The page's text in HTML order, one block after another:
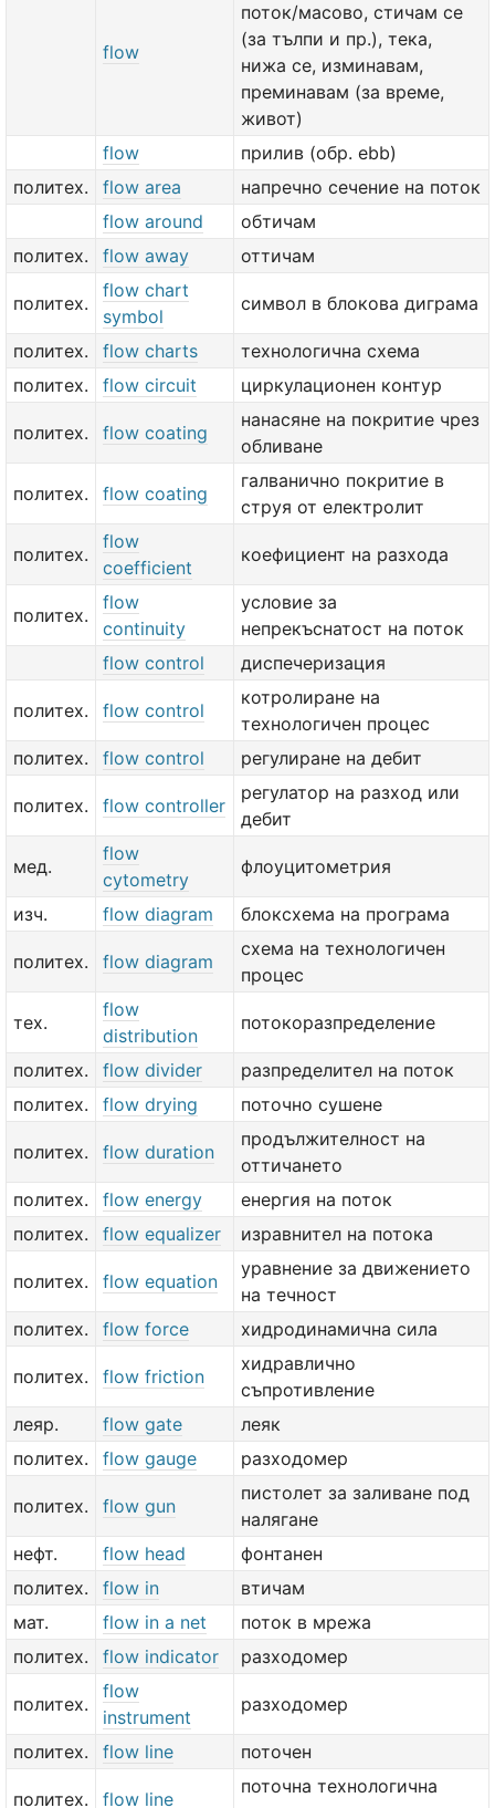
flow
поток/масово, стичам се
(за тълпи и пр.), тека,
нижа се, изминавам,
преминавам (за време,
живот)
flow
прилив (обр. ebb)
политех.
flow area
напречно сечение на поток
flow around
обтичам
политех.
flow away оттичам
политех.
flow chart
symbol
символ в блокова диграма
политех. flow charts
технологична схема
политех.
flow circuit циркулационен контур
политех. flow coating
нанасяне на покритие чрез
обливане
политех. flow coating
галванично покритие в
струя от електролит
политех.
flow
coefficient
коефициент на разхода
политех.
flow
continuity
условие за
непрекъснатост на поток
flow control
диспечеризация
политех. flow control
котролиране на
технологичен процес
политех.
flow control регулиране на дебит
политех. flow controller
регулатор на разход или
дебит
мед.
flow
cytometry
флоуцитометрия
изч. flow diagram блоксхема на програма
политех. flow diagram
схема на технологичен
процес
тех.
flow
distribution
потокоразпределение
политех. flow divider
разпределител на поток
политех.
flow drying поточно сушене
политех. flow duration
продължителност на
оттичането
политех.
flow energy
енергия на поток
политех.
flow equalizer изравнител на потока
политех. flow equation
уравнение за движението
на течност
политех.
flow force хидродинамична сила
политех. flow friction
хидравлично
съпротивление
леяр.
flow gate
леяк
политех.
flow gauge разходомер
политех. flow gun
пистолет за заливане под
налягане
нефт.
flow head
фонтанен
политех.
flow in
втичам
мат.
flow in a net
поток в мрежа
политех.
flow indicator разходомер
политех.
flow
instrument
разходомер
политех. flow line поточен
политех. flow line
поточна технологична